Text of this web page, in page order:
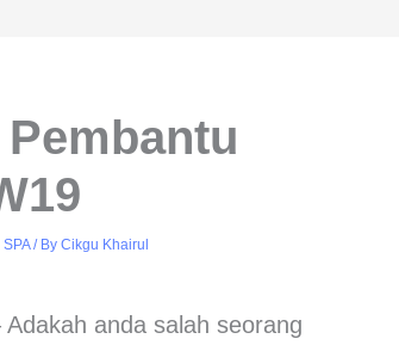
SPA/ By Cikgu Khairul
Adakah anda salah seorang